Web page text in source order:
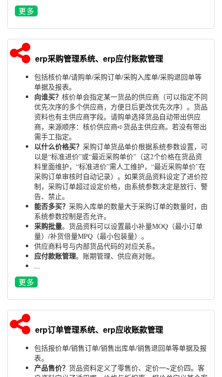
erp采购管理系统、erp应付账款管理
包括核价单/请购单/采购订单/采购入库单/采购退回单等
单据及报表。
向谁买？ 核价单会指定某一货品的供应商（可以指定不同
优先次序的多个供应商，方便日后更改优先次序）。货品
资料也有主供应商字段。请购单选择货品自动带出供应
商，来源顺序：核价供应商➪货品主供应商。若没有带出
需手工指定。
以什么价格买？ 采购订单货品单价根据系统参数设置，可
以是“标准进价”或“最近采购单价”（这2个价格在货品资
料里面维护，“标准进价”需人工维护，“最近采购单价”在
采购订单审核时自动记录）。如果货品资料设定了进价控
制，采购订单超过设定价格，由系统参数决定是放行、警
告、禁止。
能否多买？ 采购入库单的数量大于采购订单的数量时，由
系统参数控制是否允许。
采购批量。货品资料可以设置最小补量MOQ（最小订单
量）/补货倍量MPQ（最小包装量）。
供应商料号与内部货品代码的对应关系。
应付款账管理。账期管理、供应商对账。
...
erp订单管理系统、erp应收账款管理
包括报价单/销售订单/销售出库单/销售退回单等单据及报
表。
产品售价？ 货品资料定义了零售价、定价一~定价四。客